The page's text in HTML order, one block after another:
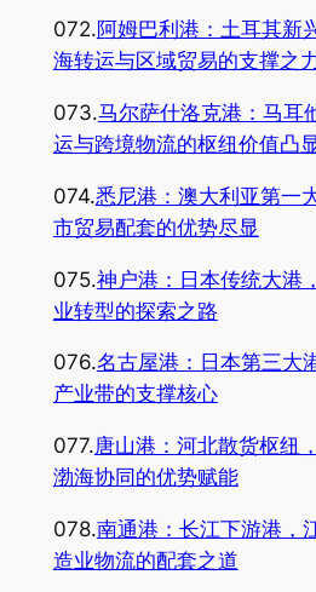
072.阿姆巴利港：土耳其新
海转运与区域贸易的支撑之
073.马尔萨什洛克港：马耳
运与跨境物流的枢纽价值凸
074.悉尼港：澳大利亚第一
市贸易配套的优势尽显
075.神户港：日本传统大港
业转型的探索之路
076.名古屋港：日本第三大
产业带的支撑核心
077.唐山港：河北散货枢纽
渤海协同的优势赋能
078.南通港：长江下游港，
造业物流的配套之道